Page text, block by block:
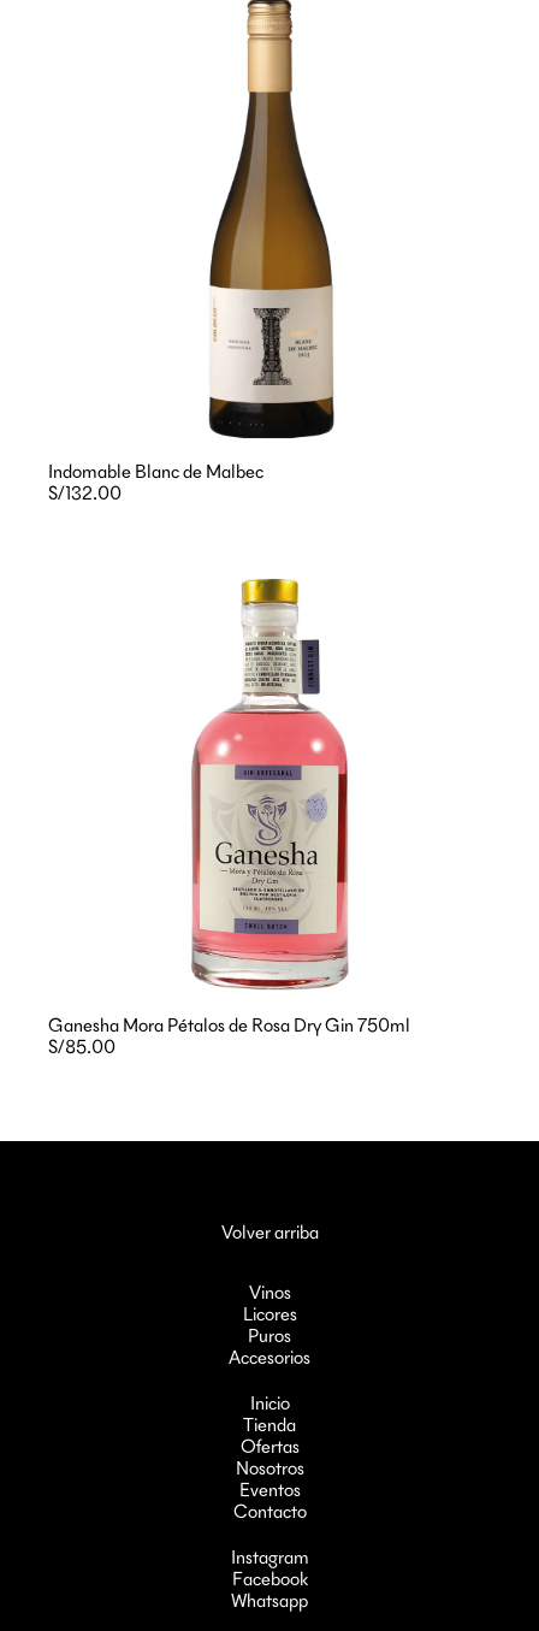
Indomable Blanc de Malbec
S/132.00
Ganesha Mora Pétalos de Rosa Dry Gin 750ml
S/85.00
Volver arriba
Vinos
Licores
Puros
Accesorios
Inicio
Tienda
Ofertas
Nosotros
Eventos
Contacto
Instagram
Facebook
Whatsapp